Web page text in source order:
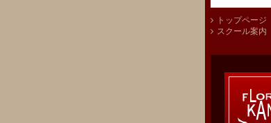
トップページ
スクール案内